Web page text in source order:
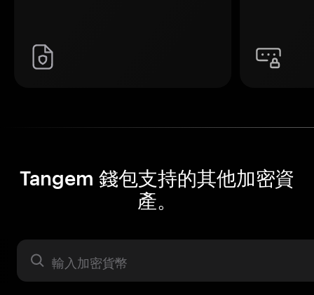
Tangem 錢包支持的其他加密資
產。
資產